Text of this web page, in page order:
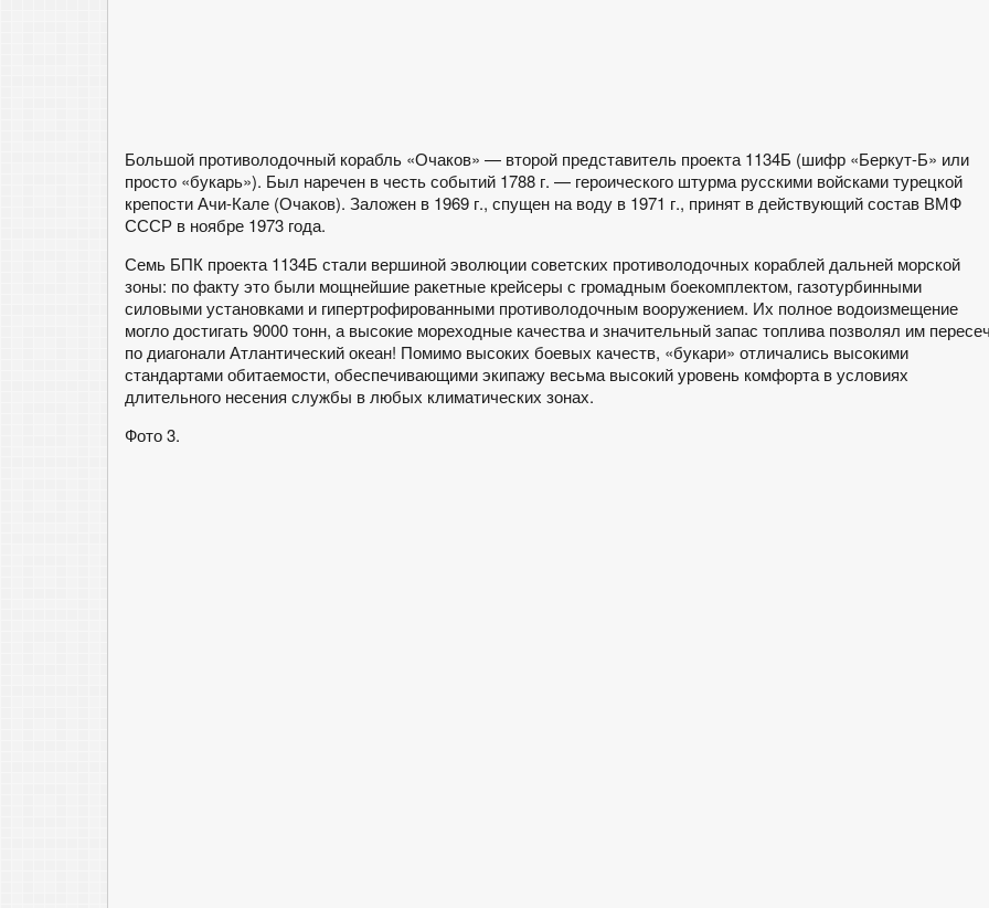
Большой противолодочный корабль «Очаков» — второй представитель проекта 1134Б (шифр «Беркут-Б» или
просто «букарь»). Был наречен в честь событий 1788 г. — героического штурма русскими войсками турецкой
крепости Ачи-Кале (Очаков). Заложен в 1969 г., спущен на воду в 1971 г., принят в действующий состав ВМФ
СССР в ноябре 1973 года.
Семь БПК проекта 1134Б стали вершиной эволюции советских противолодочных кораблей дальней морской
зоны: по факту это были мощнейшие ракетные крейсеры с громадным боекомплектом, газотурбинными
силовыми установками и гипертрофированными противолодочным вооружением. Их полное водоизмещение
могло достигать 9000 тонн, а высокие мореходные качества и значительный запас топлива позволял им
по диагонали Атлантический океан! Помимо высоких боевых качеств, «букари» отличались высокими
стандартами обитаемости, обеспечивающими экипажу весьма высокий уровень комфорта в условиях
длительного несения службы в любых климатических зонах.
Фото 3.